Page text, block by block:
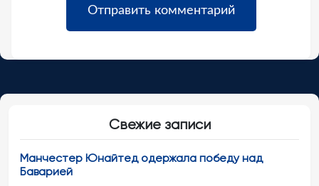
Свежие записи
Манчестер Юнайтед одержала победу над
Баварией